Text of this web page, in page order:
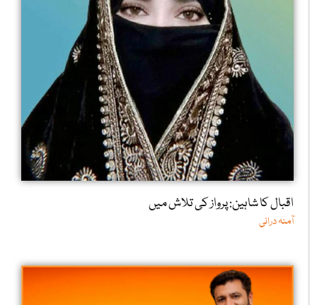
اقبال کا شاہین: پرواز کی تلاش میں
آمنہ درانی